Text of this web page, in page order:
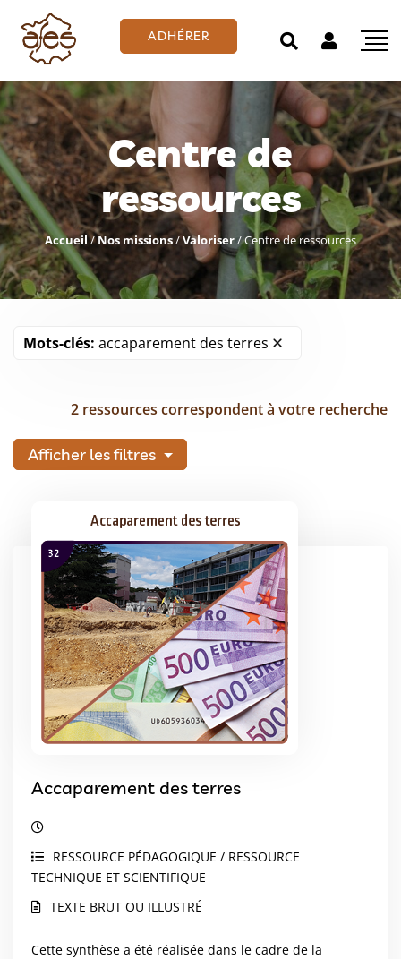
ADHÉRER
Centre de
ressources
Accueil/Nos missions/Valoriser/Centre de ressources
Mots-clés: accaparement des terres
2 ressources correspondent à votre recherche
Afficher les filtres
Accaparement des terres
RESSOURCE PÉDAGOGIQUE / RESSOURCE
TECHNIQUE ET SCIENTIFIQUE
TEXTE BRUT OU ILLUSTRÉ
Cette synthèse a été réalisée dans le cadre de la